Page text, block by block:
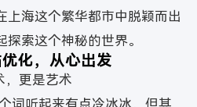
上海这个繁华都市中脱颖而出
索这个神秘的世界。
化，从心出发
，更是艺术